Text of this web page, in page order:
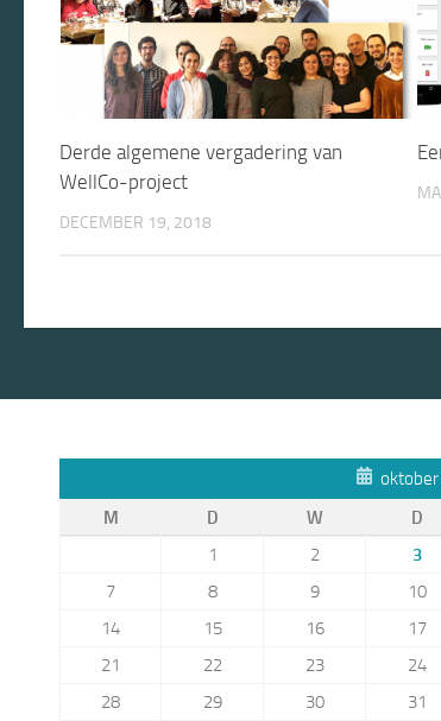
Derde algemene vergadering van
WellCo-project
DECEMBER 19, 2018
M
D W D
1
2 3
7
8 9 10
14
15 16 17
21
22 23 24
28
29 30 31